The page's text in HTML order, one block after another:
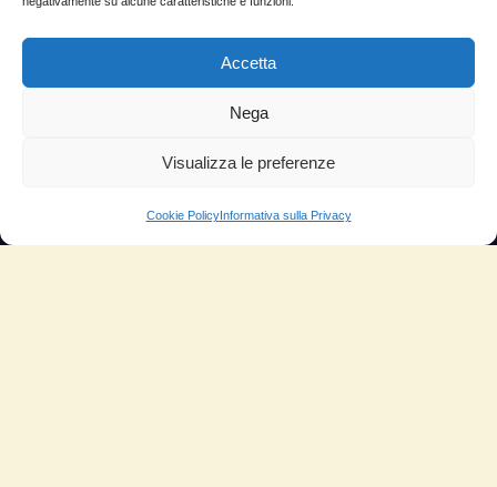
Accetta
Nega
Visualizza le preferenze
Cookie PolicyInformativa sulla Privacy
Aumento di potenza e velocità
Riduzione della rumorosità
Riduzione gas di scarico
Motore dura più a lungo
Piloti sportivi